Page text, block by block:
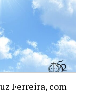
Ferreira, com